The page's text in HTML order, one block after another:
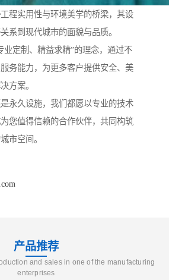
程实用性与环境美学的桥梁，其设
系到现代城市的面貌与品质。
业定制、精益求精”的理念，通过不
务能力，为更多客户提供安全、美
方案。
永久设施，我们都愿以专业的技术
您值得信赖的合作伙伴，共同构筑
市空间。
产品推荐
and sales in one of the manufacturing
enterprises